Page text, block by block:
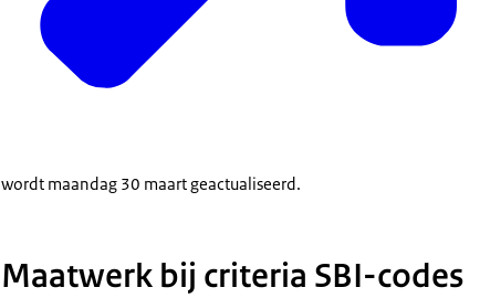
wordt maandag 30 maart geactualiseerd.
Maatwerk bij criteria SBI-codes